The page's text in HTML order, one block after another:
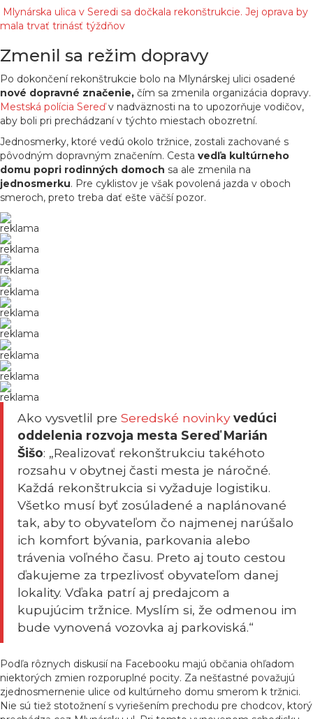
Mlynárska ulica v Seredi sa dočkala rekonštrukcie. Jej oprava by
mala trvať trinásť týždňov
Zmenil sa režim dopravy
Po dokončení rekonštrukcie bolo na Mlynárskej ulici osadené
nové dopravné značenie, čím sa zmenila organizácia dopravy.
Mestská polícia Sereďv nadväznosti na to upozorňuje vodičov,
aby boli pri prechádzaní v týchto miestach obozretní.
Jednosmerky, ktoré vedú okolo tržnice, zostali zachované s
pôvodným dopravným značením. Cesta vedľa kultúrneho
domu popri rodinných domoch sa ale zmenila na
jednosmerku. Pre cyklistov je však povolená jazda v oboch
smeroch, preto treba dať ešte väčší pozor.
reklama
reklama
reklama
reklama
reklama
reklama
reklama
reklama
reklama
Ako vysvetlil pre Seredské novinky vedúci
oddelenia rozvoja mesta Sereď Marián
Šišo: „Realizovať rekonštrukciu takéhoto
rozsahu v obytnej časti mesta je náročné.
Každá rekonštrukcia si vyžaduje logistiku.
Všetko musí byť zosúladené a naplánované
tak, aby to obyvateľom čo najmenej narúšalo
ich komfort bývania, parkovania alebo
trávenia voľného času. Preto aj touto cestou
ďakujeme za trpezlivosť obyvateľom danej
lokality. Vďaka patrí aj predajcom a
kupujúcim tržnice. Myslím si, že odmenou im
bude vynovená vozovka aj parkoviská.“
Podľa rôznych diskusií na Facebooku majú občania ohľadom
niektorých zmien rozporuplné pocity. Za nešťastné považujú
zjednosmernenie ulice od kultúrneho domu smerom k tržnici.
Nie sú tiež stotožnení s vyriešením prechodu pre chodcov, ktorý